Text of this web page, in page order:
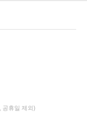
공휴일 제외)